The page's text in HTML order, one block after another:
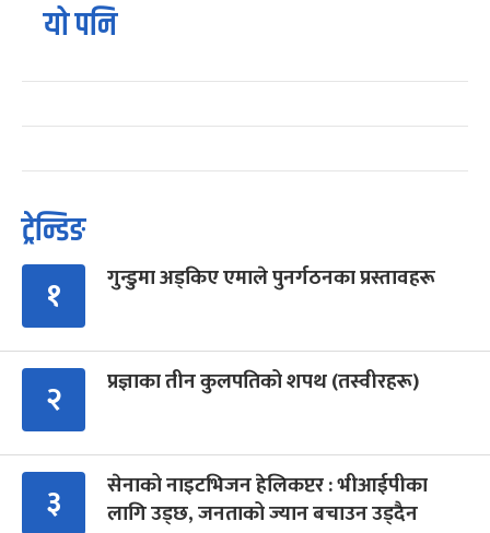
यो पनि
ट्रेन्डिङ
१ गुन्डुमा अड्किए एमाले पुनर्गठनका प्रस्तावहरू
२ प्रज्ञाका तीन कुलपतिको शपथ (तस्वीरहरू)
३
सेनाको नाइटभिजन हेलिकप्टर : भीआईपीका
लागि उड्छ, जनताको ज्यान बचाउन उड्दैन